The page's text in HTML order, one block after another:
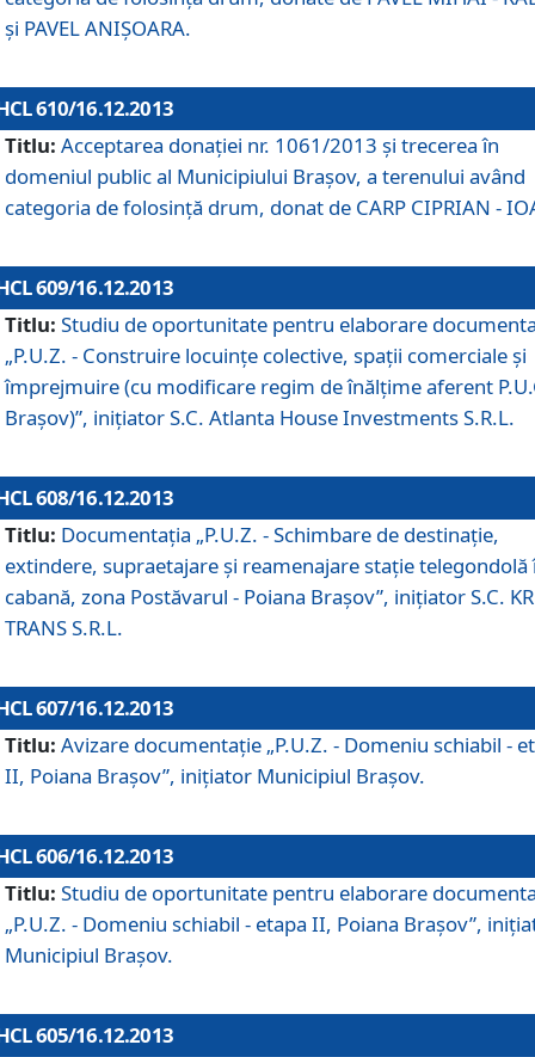
şi PAVEL ANIŞOARA.
610/16.12.2013
Titlu: Acceptarea donaţiei nr. 1061/2013 şi trecerea în
domeniul public al Municipiului Braşov, a terenului având
categoria de folosinţă drum, donat de CARP CIPRIAN -
609/16.12.2013
Titlu: Studiu de oportunitate pentru elaborare
„P.U.Z. - Construire locuinţe colective, spaţii comerciale şi
împrejmuire (cu modificare regim de înălţime aferent
Braşov)”, iniţiator S.C. Atlanta House Investments S.R.L.
608/16.12.2013
Titlu: Documentaţia „P.U.Z. - Schimbare de destinaţie,
extindere, supraetajare şi reamenajare staţie telegondolă
cabană, zona Postăvarul - Poiana Braşov”, iniţiator S.C.
TRANS S.R.L.
607/16.12.2013
Titlu: Avizare documentaţie „P.U.Z. - Domeniu schiabil -
II, Poiana Braşov”, iniţiator Municipiul Braşov.
606/16.12.2013
Titlu: Studiu de oportunitate pentru elaborare
„P.U.Z. - Domeniu schiabil - etapa II, Poiana Braşov”,
Municipiul Braşov.
605/16.12.2013